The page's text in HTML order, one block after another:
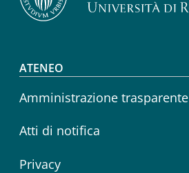
Footer menu
ATENEO
Amministrazione trasparente
Atti di notifica
Privacy